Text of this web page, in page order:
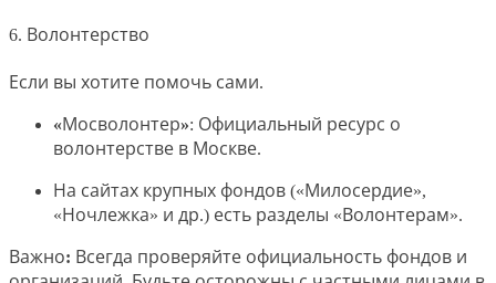
6. Волонтерство
Если вы хотите помочь сами.
«Мосволонтер»: Официальный ресурс о
волонтерстве в Москве.
На сайтах крупных фондов («Милосердие»,
«Ночлежка» и др.) есть разделы «Волонтерам».
Важно: Всегда проверяйте официальность фондов и